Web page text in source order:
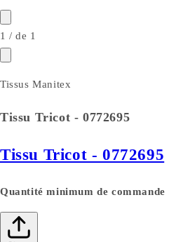
1 /de 1
Tissus Manitex
Tissu Tricot - 0772695
Tissu Tricot - 0772695
Quantité minimum de commande